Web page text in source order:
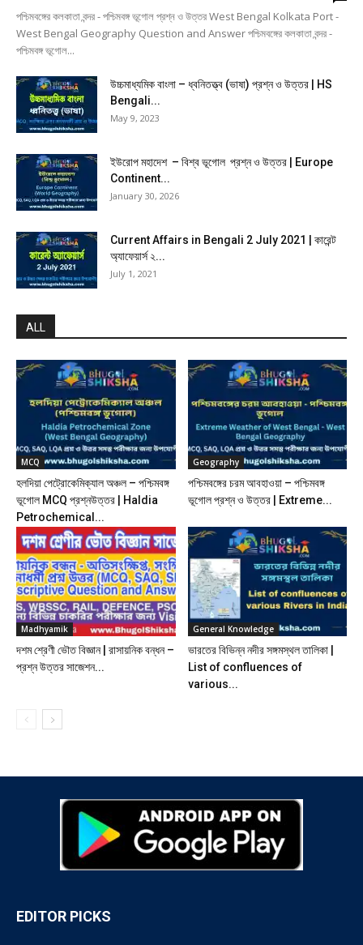
পশ্চিমবঙ্গের কলকাতা বন্দর - পশ্চিমবঙ্গ ভূগোল প্রশ্ন ও উত্তর West Bengal Kolkata Port -
West Bengal Geography Question and Answer পশ্চিমবঙ্গের কলকাতা বন্দর -
পশ্চিমবঙ্গ ভূগোল...
উচ্চমাধ্যমিক বাংলা – ধ্বনিতত্ত্ব (ভাষা) প্রশ্ন ও উত্তর | HS
Bengali...
May 9, 2023
ইউরোপ মহাদেশ – বিশ্ব ভূগোল প্রশ্ন ও উত্তর | Europe
Continent...
January 30, 2026
Current Affairs in Bengali 2 July 2021 | কারেন্ট
অ্যাফেয়ার্স ২...
July 1, 2021
ALL
MCQ
হলদিয়া পেট্রোকেমিক্যাল অঞ্চল – পশ্চিমবঙ্গ
ভূগোল MCQ প্রশ্নউত্তর | Haldia
Petrochemical...
Geography
পশ্চিমবঙ্গের চরম আবহাওয়া – পশ্চিমবঙ্গ
ভূগোল প্রশ্ন ও উত্তর | Extreme...
Madhyamik
দশম শ্রেণী ভৌত বিজ্ঞান | রাসায়নিক বন্ধন –
প্রশ্ন উত্তর সাজেশন...
General Knowledge
ভারতের বিভিন্ন নদীর সঙ্গমস্থল তালিকা |
List of confluences of
various...
EDITOR PICKS